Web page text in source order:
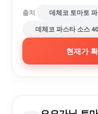
출처
데체코 토마토
데체코 파스타 소스
현재가